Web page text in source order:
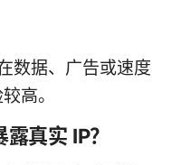
数据、广告或速度
高。
真实 IP？